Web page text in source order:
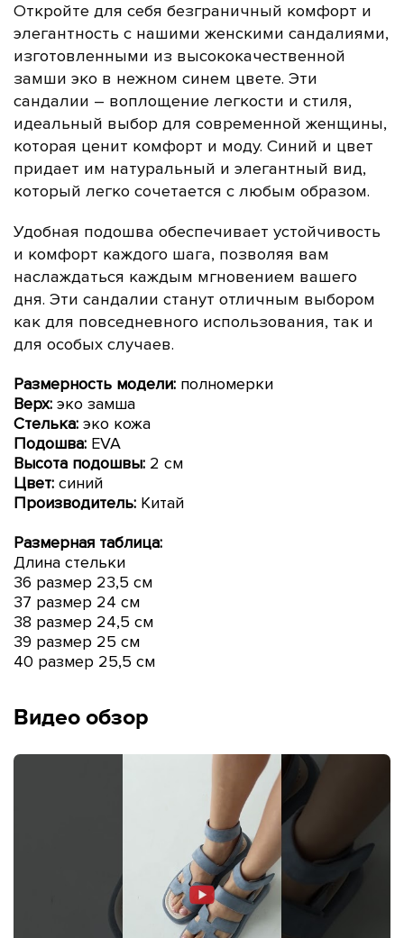
Откройте для себя безграничный комфорт и
элегантность с нашими женскими сандалиями,
изготовленными из высококачественной
замши эко в нежном синем цвете. Эти
сандалии – воплощение легкости и стиля,
идеальный выбор для современной женщины,
которая ценит комфорт и моду. Синий и цвет
придает им натуральный и элегантный вид,
который легко сочетается с любым образом.
Удобная подошва обеспечивает устойчивость
и комфорт каждого шага, позволяя вам
наслаждаться каждым мгновением вашего
дня. Эти сандалии станут отличным выбором
как для повседневного использования, так и
для особых случаев.
Размерность модели: полномерки
Верх: эко замша
Стелька: эко кожа
Подошва: EVA
Высота подошвы: 2 см
Цвет: синий
Производитель: Китай
Размерная таблица:
Длина стельки
36 размер 23,5 см
37 размер 24 см
38 размер 24,5 см
39 размер 25 см
40 размер 25,5 см
Видео обзор